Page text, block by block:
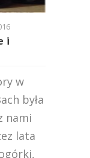
i
w
była
nami
lata